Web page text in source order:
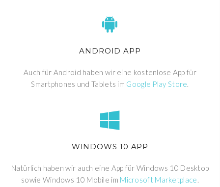
ANDROID APP
Auch für Android haben wir eine kostenlose App für
Smartphones und Tablets im Google Play Store.
WINDOWS 10 APP
Natürlich haben wir auch eine App für Windows 10 Desktop
sowie Windows 10 Mobile im Microsoft Marketplace.